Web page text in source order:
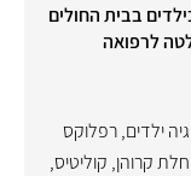
בבית החולים
לרפואה
ילדים,רפלוקס
קרוהן, קוליטיס,